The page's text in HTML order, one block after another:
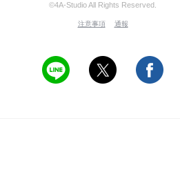
©4A-Studio All Rights Reserved.
注意事項 通報